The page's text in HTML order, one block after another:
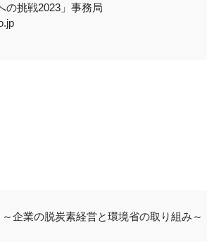
の挑戦2023」事務局
企業の脱炭素経営と環境省の取り組み～